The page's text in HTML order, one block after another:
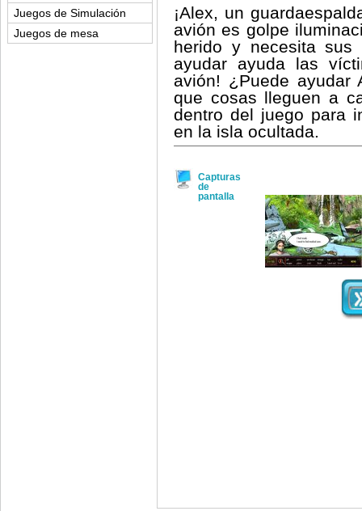
¡Alex, un
avión es golpe
herido y necesita
ayudar ayuda las
avión! ¿Puede ayudar
que cosas lleguen a
dentro del juego para
en la isla ocultada.
Capturas
de
pantalla
Juegos de Simulación
Juegos de mesa